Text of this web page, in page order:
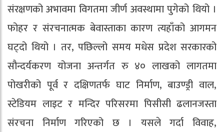
संरक्षणको अभावमा विगतमा जीर्ण अवस्थामा पुगेको थियो ।
फोहर र संरचनात्मक बेवास्ताका कारण त्यहाँको आगमन
घट्दो थियो । तर, पछिल्लो समय मधेस प्रदेश सरकारको
सौन्दर्यकरण योजना अन्तर्गत रु ४० लाखको लागतमा
पोखरीको पूर्व र दक्षिणतर्फ घाट निर्माण, बाउण्ड्री वाल,
स्टेडियम लाइट र मन्दिर परिसरमा पिसीसी ढलानजस्ता
संरचना निर्माण गरिएको छ । यसले गर्दा विवाह,